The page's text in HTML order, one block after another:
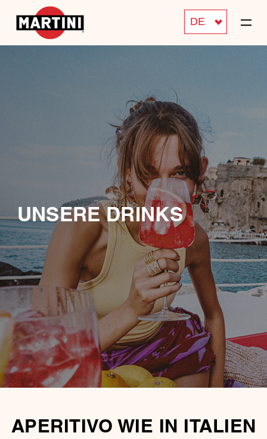
DE
UNSERE DRINKS
APERITIVO WIE IN ITALIEN